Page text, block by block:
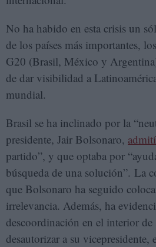
No ha habido en esta crisis un
de los países más importantes,
G20 (Brasil, México y
de dar visibilidad a
mundial.
Brasil se ha inclinado por la
presidente, Jair Bolsonaro,
partido”, y que optaba por
búsqueda de una solución”. La
que Bolsonaro ha seguido
irrelevancia. Además, ha
descoordinación en el interior
desautorizar a su